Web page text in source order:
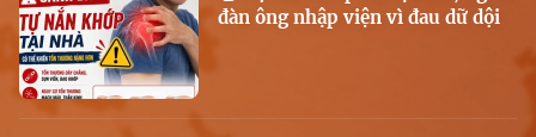
đàn ông nhập viện vì đau dữ dội